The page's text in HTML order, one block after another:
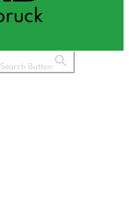
Search Button